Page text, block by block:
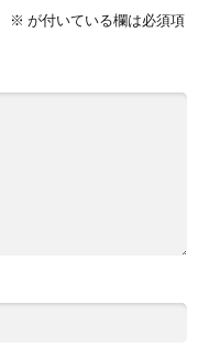
※ が付いている欄は必須項